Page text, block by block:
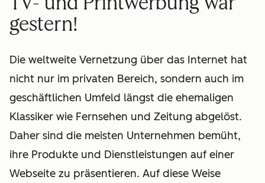
gestern!
Die weltweite Vernetzung über das Internet hat
nicht nur im privaten Bereich, sondern auch im
geschäftlichen Umfeld längst die ehemaligen
Klassiker wie Fernsehen und Zeitung abgelöst.
Daher sind die meisten Unternehmen bemüht,
ihre Produkte und Dienstleistungen auf einer
Webseite zu präsentieren. Auf diese Weise